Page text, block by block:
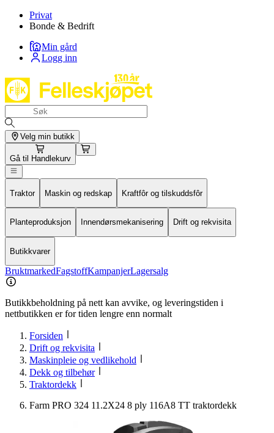
Privat
Bonde & Bedrift
Min gård
Logg inn
Velg min butikk
Gå til Handlekurv
Traktor Maskin og redskap Kraftfôr og tilskuddsfôr
Planteproduksjon Innendørsmekanisering Drift og rekvisita
Butikkvarer
BruktmarkedFagstoffKampanjerLagersalg
Butikkbeholdning på nett kan avvike, og leveringstiden i
nettbutikken er for tiden lengre enn normalt
Forsiden
Drift og rekvisita
Maskinpleie og vedlikehold
Dekk og tilbehør
Traktordekk
Farm PRO 324 11.2X24 8 ply 116A8 TT traktordekk